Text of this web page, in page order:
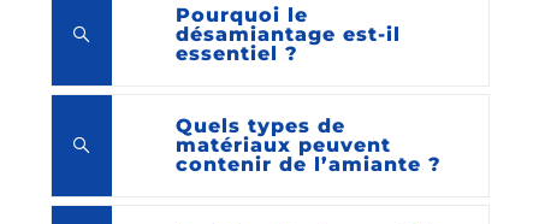
Pourquoi le
désamiantage est-il
essentiel ?
Quels types de
matériaux peuvent
contenir de l’amiante ?